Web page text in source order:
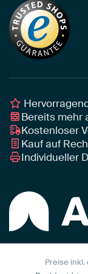
Tapete
Leinwand
Leinwand für
Die richtige
Akustik-Tipps
Tipps von
Individuelle
Nachhaltigkeit
Unser Team
Botschafter
Awards und Preise
Art Heroes App
Bereits mehr
Kostenloser
Kauf auf
Individueller
Preise inkl.